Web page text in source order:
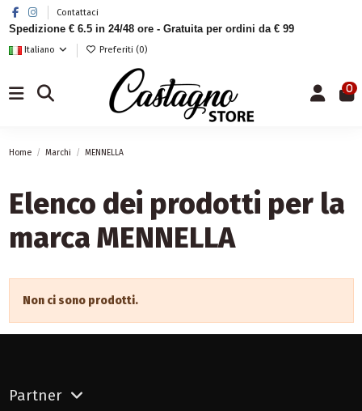
Contattaci
Spedizione € 6.5 in 24/48 ore - Gratuita per ordini da € 99
Italiano Preferiti (0)
0
Home Marchi MENNELLA
Elenco dei prodotti per la
marca MENNELLA
Non ci sono prodotti.
Partner